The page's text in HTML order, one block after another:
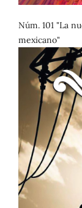
Núm. 101 "La
mexicano"